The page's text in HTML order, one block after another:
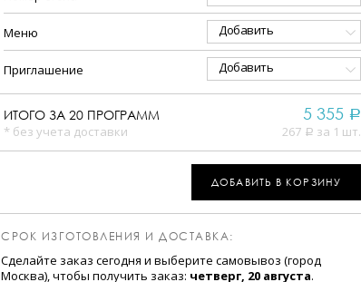
Меню Добавить
Приглашение Добавить
ИТОГО ЗА 20 ПРОГРАММ
* без учета доставки
5 355 a
267 a за 1 шт.
ДОБАВИТЬ В КОРЗИНУ
СРОК ИЗГОТОВЛЕНИЯ И ДОСТАВКА:
Сделайте заказ сегодня и выберите самовывоз (город
Москва), чтобы получить заказ: четверг, 20 августа.